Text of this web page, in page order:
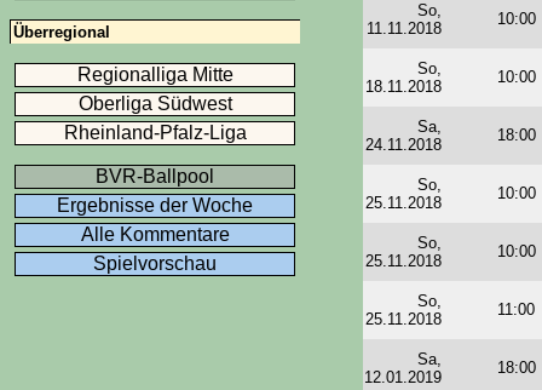
So,
11.11.2018
10:00
So,
18.11.2018
10:00
Sa,
24.11.2018
18:00
So,
25.11.2018
10:00
So,
25.11.2018
10:00
So,
25.11.2018
11:00
Sa,
12.01.2019
18:00
Überregional
Regionalliga Mitte
Oberliga Südwest
Rheinland-Pfalz-Liga
BVR-Ballpool
Ergebnisse der Woche
Alle Kommentare
Spielvorschau